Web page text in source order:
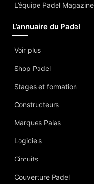
L’équipe Padel Magazine
L’annuaire du Padel
Voir plus
Shop Padel
Stages et formation
Constructeurs
Marques Palas
Logiciels
Circuits
Couverture Padel